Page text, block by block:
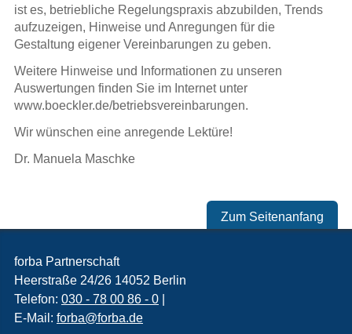
ist es, betriebliche Regelungspraxis abzubilden, Trends
aufzuzeigen, Hinweise und Anregungen für die
Gestaltung eigener Vereinbarungen zu geben.
Weitere Hinweise und Informationen zu unseren
Auswertungen finden Sie im Internet unter
www.boeckler.de/betriebsvereinbarungen.
Wir wünschen eine anregende Lektüre!
Dr. Manuela Maschke
Zum Seitenanfang
forba Partnerschaft
Heerstraße 24/26 14052 Berlin
Telefon: 030 - 78 00 86 - 0
E-Mail: forba@forba.de